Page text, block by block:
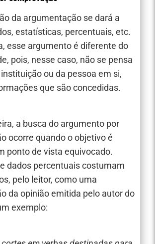
da argumentação se dará a
estatísticas, percentuais, etc.
esse argumento é diferente do
pois, nesse caso, não se pensa
ou da pessoa em si,
que são concedidas.
a busca do argumento por
ocorre quando o objetivo é
ponto de vista equivocado.
dados percentuais costumam
pelo leitor, como uma
da opinião emitida pelo autor do
exemplo: